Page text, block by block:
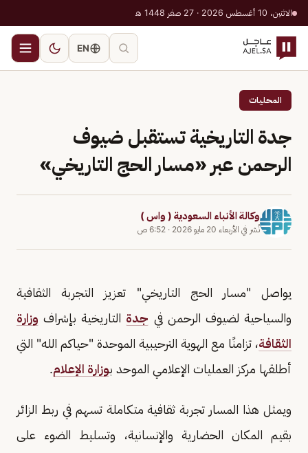
الاثنين، 10 أغسطس 2026 · 27 صفر 1448 هـ
EN
المحليات
جدة التاريخية تستقبل ضيوف
الرحمن عبر «مسار الحج التاريخي»
وكالة الأنباء السعودية ( واس )
نُشر في الأربعاء 20 مايو 2026 · 6:52 ص
يواصل "مسار الحج التاريخي" تعزيز التجربة الثقافية
والسياحية لضيوف الرحمن في جدة التاريخية بإشراف وزارة
الثقافة، تزامنًا مع الهوية الترحيبية الموحدة "حياكم الله" التي
أطلقها مركز العمليات الإعلامي الموحد بوزارة الإعلام.
ويمثل هذا المسار تجربة ثقافية متكاملة تسهم في ربط الزائر
بقيم المكان الحضارية والإنسانية، وتسليط الضوء على